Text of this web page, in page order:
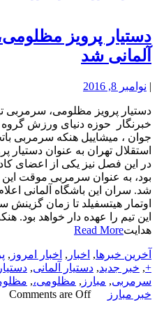
دستیار پرویز
آلمانی شد
نوامبر 8, 2016
دستیار پرویز مظلومی، سرمربی
خبرنگار حوزه دنیای ورزش گروه
جوان ، میشاییل هنکه سرمربی
استقلال تهران به عنوان دستیار
در این فصل نیز یکی از اعضای
بود، به عنوان سرمربی موقت این
شد. سران این باشگاه آلمانی
اوتمار هیتسفیلد تا زمان
هدایتRead More
آخرین خبرها,اخبار, اخبار امروز,
+
,خبر جدید,دستیار آلمانی ,
سرمربی ,مبارز , مظلومی، ,
خبر مبارز
Comments are Off